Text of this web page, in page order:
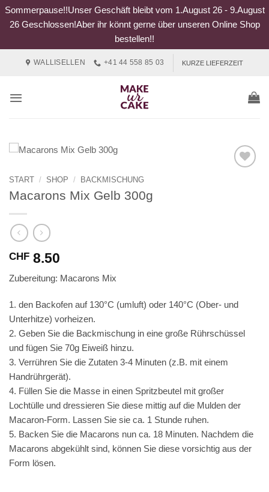
Sommerpause!!Unser Geschäft bleibt vom 1.August 26 - 9.August
26 Geschlossen!Aber ihr könnt gerne über unseren Online Shop
bestellen!!
WALLISELLEN +41 44 558 85 03 KURZE LIEFERZEIT
START / SHOP / BACKMISCHUNG
Macarons Mix Gelb 300g
CHF 8.50
Zubereitung: Macarons Mix
1. den Backofen auf 130°C (umluft) oder 140°C (Ober- und
Unterhitze) vorheizen.
2. Geben Sie die Backmischung in eine große Rührschüssel
und fügen Sie 70g Eiweiß hinzu.
3. Verrühren Sie die Zutaten 3-4 Minuten (z.B. mit einem
Handrührgerät).
4. Füllen Sie die Masse in einen Spritzbeutel mit großer
Lochtülle und dressieren Sie diese mittig auf die Mulden der
Macaron-Form. Lassen Sie sie ca. 1 Stunde ruhen.
5. Backen Sie die Macarons nun ca. 18 Minuten. Nachdem die
Macarons abgekühlt sind, können Sie diese vorsichtig aus der
Form lösen.